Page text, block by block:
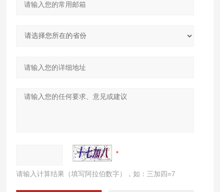
请输入计算结果（填写阿拉伯数字），如：三加四=7